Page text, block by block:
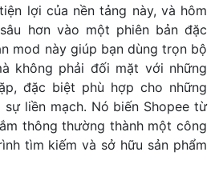
lợi của nền tảng này, và hôm
hơn vào một phiên bản đặc
mod này giúp bạn dùng trọn bộ
không phải đối mặt với những
đặc biệt phù hợp cho những
liền mạch. Nó biến Shopee từ
thông thường thành một công
tìm kiếm và sở hữu sản phẩm